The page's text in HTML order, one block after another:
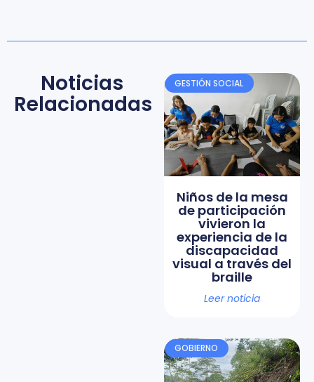
Noticias
Relacionadas
GESTIÓN SOCIAL
Niños de la mesa
de participación
vivieron la
experiencia de la
discapacidad
visual a través del
braille
Leer noticia
GOBIERNO